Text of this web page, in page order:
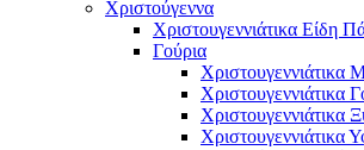
Χριστούγεννα
Χριστουγεννιάτικα Είδη
Γούρια
Χριστουγεννιάτικα
Χριστουγεννιάτικα
Χριστουγεννιάτικα
Χριστουγεννιάτικα